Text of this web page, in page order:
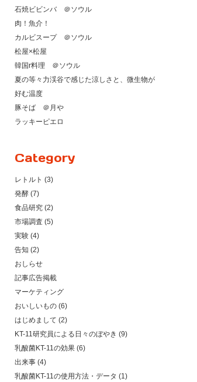
石焼ビビンバ ＠ソウル
肉！魚介！
カルビスープ ＠ソウル
松屋×松屋
韓国r料理 ＠ソウル
夏の等々力渓谷で感じた涼しさと、微生物が
好む温度
豚そば ＠月や
ラッキーピエロ
Category
レトルト (3)
発酵 (7)
食品研究 (2)
市場調査 (5)
実験 (4)
告知 (2)
おしらせ
記事広告掲載
マーケティング
おいしいもの (6)
はじめまして (2)
KT-11研究員による日々のぼやき (9)
乳酸菌KT-11の効果 (6)
出来事 (4)
乳酸菌KT-11の使用方法・データ (1)